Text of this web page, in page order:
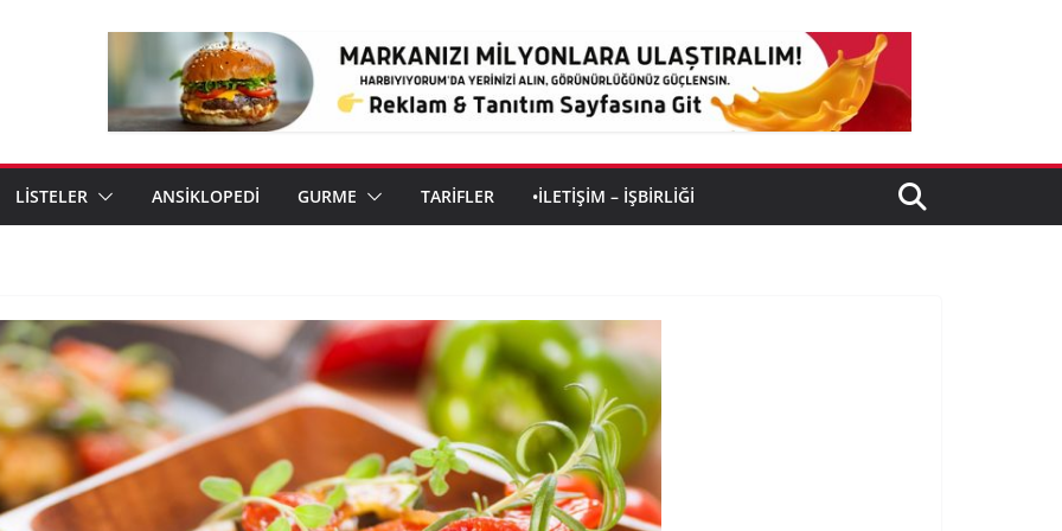
LİSTELER ANSİKLOPEDİ GURME TARİFLER •İLETIŞIM – İŞBIRLIĞI